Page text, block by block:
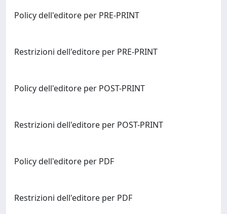
Policy dell'editore per PRE-PRINT
Restrizioni dell'editore per PRE-PRINT
Policy dell'editore per POST-PRINT
Restrizioni dell'editore per POST-PRINT
Policy dell'editore per PDF
Restrizioni dell'editore per PDF